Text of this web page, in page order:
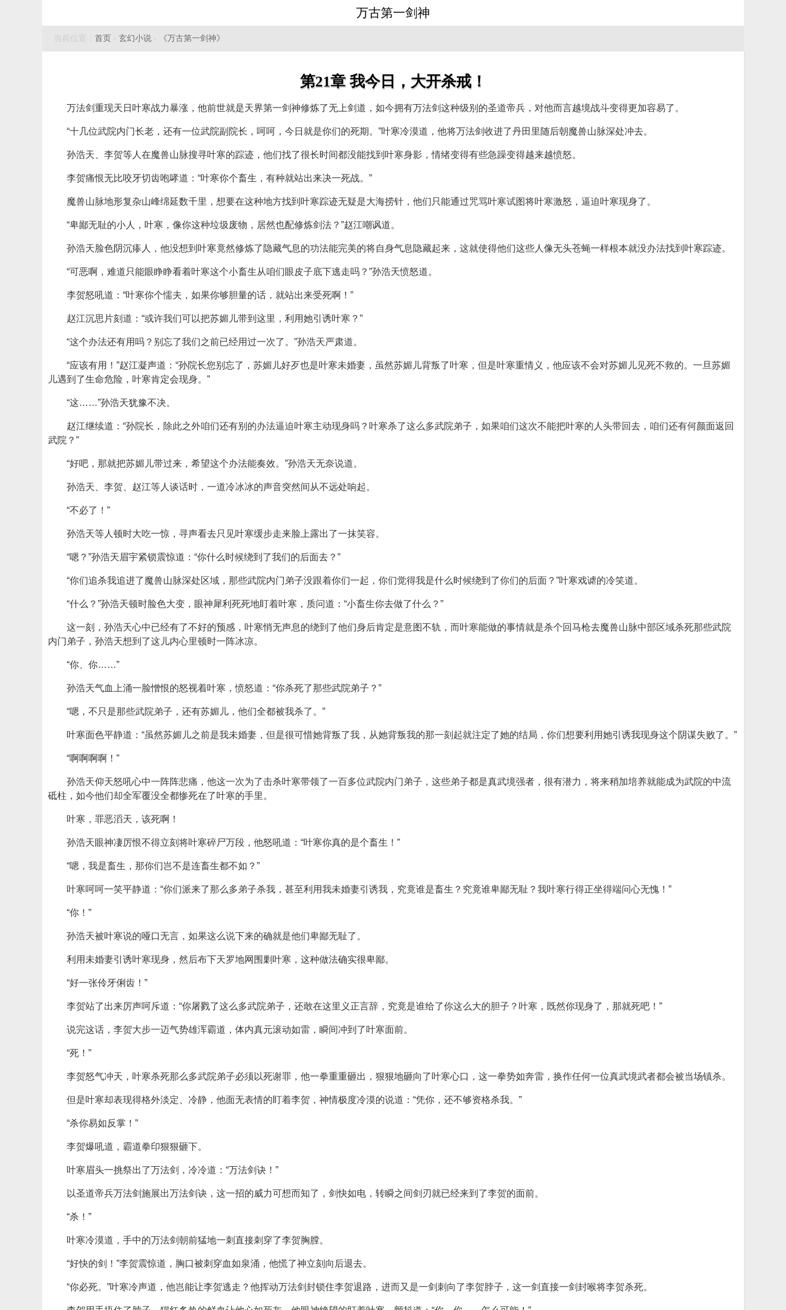
万古第一剑神
当前位置： 首页 › 玄幻小说 › 《万古第一剑神》
第21章 我今日，大开杀戒！
万法剑重现天日叶寒战力暴涨，他前世就是天界第一剑神修炼了无上剑道，如今拥有万法剑这种级别的圣道帝兵，对他而言越境战斗变得更加容易了。
“十几位武院内门长老，还有一位武院副院长，呵呵，今日就是你们的死期。”叶寒冷漠道，他将万法剑收进了丹田里随后朝魔兽山脉深处冲去。
孙浩天、李贺等人在魔兽山脉搜寻叶寒的踪迹，他们找了很长时间都没能找到叶寒身影，情绪变得有些急躁变得越来越愤怒。
李贺痛恨无比咬牙切齿咆哮道：“叶寒你个畜生，有种就站出来决一死战。”
魔兽山脉地形复杂山峰绵延数千里，想要在这种地方找到叶寒踪迹无疑是大海捞针，他们只能通过咒骂叶寒试图将叶寒激怒，逼迫叶寒现身了。
“卑鄙无耻的小人，叶寒，像你这种垃圾废物，居然也配修炼剑法？”赵江嘲讽道。
孙浩天脸色阴沉瘆人，他没想到叶寒竟然修炼了隐藏气息的功法能完美的将自身气息隐藏起来，这就使得他们这些人像无头苍蝇一样根本就没办法找到叶寒踪迹。
“可恶啊，难道只能眼睁睁看着叶寒这个小畜生从咱们眼皮子底下逃走吗？”孙浩天愤怒道。
李贺怒吼道：“叶寒你个懦夫，如果你够胆量的话，就站出来受死啊！”
赵江沉思片刻道：“或许我们可以把苏媚儿带到这里，利用她引诱叶寒？”
“这个办法还有用吗？别忘了我们之前已经用过一次了。”孙浩天严肃道。
“应该有用！”赵江凝声道：“孙院长您别忘了，苏媚儿好歹也是叶寒未婚妻，虽然苏媚儿背叛了叶寒，但是叶寒重情义，他应该不会对苏媚儿见死不救的。一旦苏媚
儿遇到了生命危险，叶寒肯定会现身。”
“这……”孙浩天犹豫不决。
赵江继续道：“孙院长，除此之外咱们还有别的办法逼迫叶寒主动现身吗？叶寒杀了这么多武院弟子，如果咱们这次不能把叶寒的人头带回去，咱们还有何颜面返回
武院？”
“好吧，那就把苏媚儿带过来，希望这个办法能奏效。”孙浩天无奈说道。
孙浩天、李贺、赵江等人谈话时，一道冷冰冰的声音突然间从不远处响起。
“不必了！”
孙浩天等人顿时大吃一惊，寻声看去只见叶寒缓步走来脸上露出了一抹笑容。
“嗯？”孙浩天眉宇紧锁震惊道：“你什么时候绕到了我们的后面去？”
“你们追杀我追进了魔兽山脉深处区域，那些武院内门弟子没跟着你们一起，你们觉得我是什么时候绕到了你们的后面？”叶寒戏谑的冷笑道。
“什么？”孙浩天顿时脸色大变，眼神犀利死死地盯着叶寒，质问道：“小畜生你去做了什么？”
这一刻，孙浩天心中已经有了不好的预感，叶寒悄无声息的绕到了他们身后肯定是意图不轨，而叶寒能做的事情就是杀个回马枪去魔兽山脉中部区域杀死那些武院
内门弟子，孙浩天想到了这儿内心里顿时一阵冰凉。
“你、你……”
孙浩天气血上涌一脸憎恨的怒视着叶寒，愤怒道：“你杀死了那些武院弟子？”
“嗯，不只是那些武院弟子，还有苏媚儿，他们全都被我杀了。”
叶寒面色平静道：“虽然苏媚儿之前是我未婚妻，但是很可惜她背叛了我，从她背叛我的那一刻起就注定了她的结局，你们想要利用她引诱我现身这个阴谋失败了。”
“啊啊啊啊！”
孙浩天仰天怒吼心中一阵阵悲痛，他这一次为了击杀叶寒带领了一百多位武院内门弟子，这些弟子都是真武境强者，很有潜力，将来稍加培养就能成为武院的中流
砥柱，如今他们却全军覆没全都惨死在了叶寒的手里。
叶寒，罪恶滔天，该死啊！
孙浩天眼神凄厉恨不得立刻将叶寒碎尸万段，他怒吼道：“叶寒你真的是个畜生！”
“嗯，我是畜生，那你们岂不是连畜生都不如？”
叶寒呵呵一笑平静道：“你们派来了那么多弟子杀我，甚至利用我未婚妻引诱我，究竟谁是畜生？究竟谁卑鄙无耻？我叶寒行得正坐得端问心无愧！”
“你！”
孙浩天被叶寒说的哑口无言，如果这么说下来的确就是他们卑鄙无耻了。
利用未婚妻引诱叶寒现身，然后布下天罗地网围剿叶寒，这种做法确实很卑鄙。
“好一张伶牙俐齿！”
李贺站了出来厉声呵斥道：“你屠戮了这么多武院弟子，还敢在这里义正言辞，究竟是谁给了你这么大的胆子？叶寒，既然你现身了，那就死吧！”
说完这话，李贺大步一迈气势雄浑霸道，体内真元滚动如雷，瞬间冲到了叶寒面前。
“死！”
李贺怒气冲天，叶寒杀死那么多武院弟子必须以死谢罪，他一拳重重砸出，狠狠地砸向了叶寒心口，这一拳势如奔雷，换作任何一位真武境武者都会被当场镇杀。
但是叶寒却表现得格外淡定、冷静，他面无表情的盯着李贺，神情极度冷漠的说道：“凭你，还不够资格杀我。”
“杀你易如反掌！”
李贺爆吼道，霸道拳印狠狠砸下。
叶寒眉头一挑祭出了万法剑，冷冷道：“万法剑诀！”
以圣道帝兵万法剑施展出万法剑诀，这一招的威力可想而知了，剑快如电，转瞬之间剑刃就已经来到了李贺的面前。
“杀！”
叶寒冷漠道，手中的万法剑朝前猛地一刺直接刺穿了李贺胸膛。
“好快的剑！”李贺震惊道，胸口被刺穿血如泉涌，他慌了神立刻向后退去。
“你必死。”叶寒冷声道，他岂能让李贺逃走？他挥动万法剑封锁住李贺退路，进而又是一剑刺向了李贺脖子，这一剑直接一剑封喉将李贺杀死。